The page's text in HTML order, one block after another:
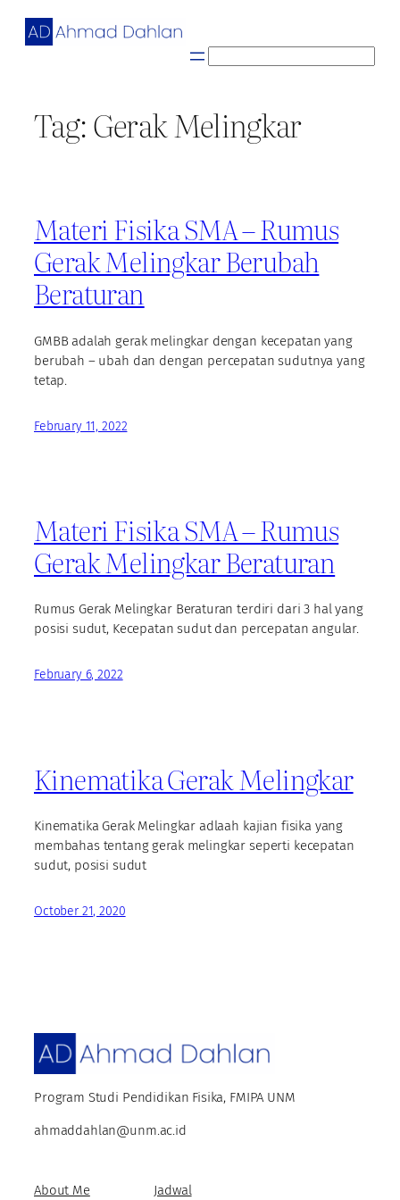
Skip
c
Tag:Gerak Melingkar
Materi Fisika SMA – Rumus
Gerak Melingkar Berubah
Beraturan
GMBB adalah gerak melingkar dengan kecepatan yang
berubah – ubah dan dengan percepatan sudutnya yang
tetap.
February 11, 2022
Materi Fisika SMA – Rumus
Gerak Melingkar Beraturan
Rumus Gerak Melingkar Beraturan terdiri dari 3 hal yang
posisi sudut, Kecepatan sudut dan percepatan angular.
February 6, 2022
Kinematika Gerak Melingkar
Kinematika Gerak Melingkar adlaah kajian fisika yang
membahas tentang gerak melingkar seperti kecepatan
sudut, posisi sudut
October 21, 2020
Program Studi Pendidikan Fisika, FMIPA UNM
ahmaddahlan@unm.ac.id
About Me Jadwal